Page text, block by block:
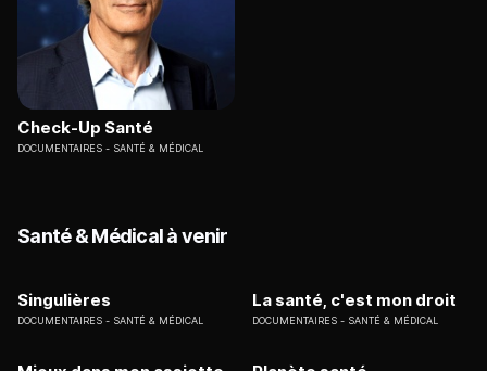
Check-Up Santé
DOCUMENTAIRES SANTÉ & MÉDICAL
Santé & Médical à venir
Singulières
DOCUMENTAIRES SANTÉ & MÉDICAL
La santé, c'est mon droit
DOCUMENTAIRES SANTÉ & MÉDICAL